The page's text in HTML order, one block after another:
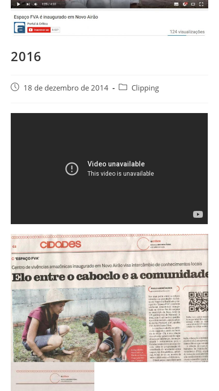
2016
18 de dezembro de 2014 Clipping